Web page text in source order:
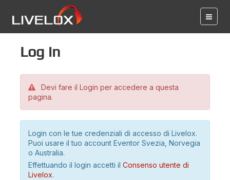
Log in
Devi fare il Login per accedere a questa
pagina.
Login con le tue credenziali di accesso di Livelox.
Puoi usare il tuo account Eventor Svezia, Norvegia
o Australia.
Effettuando il login accetti il Consenso utente di
Livelox.